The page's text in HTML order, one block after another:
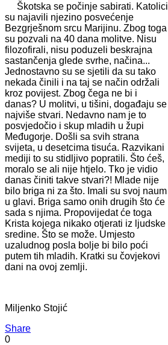
Škotska se počinje sabirati. Katolici
su najavili njezino posvećenje
Bezgrješnom srcu Marijinu. Zbog toga
su pozvali na 40 dana molitve. Nisu
filozofirali, nisu poduzeli beskrajna
sastančenja glede svrhe, načina...
Jednostavno su se sjetili da su tako
nekada činili i na taj se način održali
kroz povijest. Zbog čega ne bi i
danas? U molitvi, u tišini, događaju se
najviše stvari. Nedavno nam je to
posvjedočio i skup mladih u župi
Međugorje. Došli sa svih strana
svijeta, u desetcima tisuća. Razvikani
mediji to su stidljivo popratili. Što ćeš,
moralo se ali nije htjelo. Tko je vidio
danas činiti takve stvari?! Mlade nije
bilo briga ni za što. Imali su svoj naum
u glavi. Briga samo onih drugih što će
sada s njima. Propovijedat će toga
Krista kojega nikako otjerati iz ljudske
sredine. Što se može. Umjesto
uzaludnog posla bolje bi bilo poći
putem tih mladih. Kratki su čovjekovi
dani na ovoj zemlji.
Miljenko Stojić
Share
0